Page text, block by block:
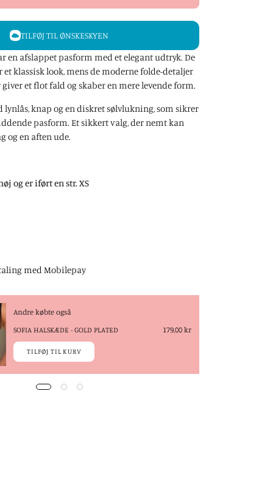
TILFØJ TIL ØNSKESKYEN
en afslappet pasform med et elegant udtryk. De
klassisk look,mens de moderne folde-detaljer
et flot fald og skaber en mere levende form.
lynlås, knap og en diskret sølvlukning, som sikrer
pasform. Et sikkert valg, der nemt kan
og en aften ude.
og er iført en str. XS
med Mobilepay
Andre købte også
SOFIA HALSKÆDE - GOLD PLATED
179,00 kr
TILFØJ TIL KURV